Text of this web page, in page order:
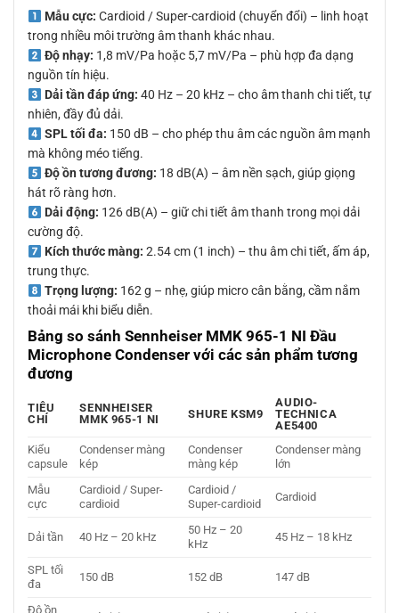
Mẫu cực: Cardioid / Super-cardioid (chuyển đổi) – linh hoạt
trong nhiều môi trường âm thanh khác nhau.
Độ nhạy: 1,8 mV/Pa hoặc 5,7 mV/Pa – phù hợp đa dạng
nguồn tín hiệu.
Dải tần đáp ứng: 40 Hz – 20 kHz – cho âm thanh chi tiết, tự
nhiên, đầy đủ dải.
SPL tối đa: 150 dB – cho phép thu âm các nguồn âm mạnh
mà không méo tiếng.
Độ ồn tương đương: 18 dB(A) – âm nền sạch, giúp giọng
hát rõ ràng hơn.
Dải động: 126 dB(A) – giữ chi tiết âm thanh trong mọi dải
cường độ.
Kích thước màng: 2.54 cm (1 inch) – thu âm chi tiết, ấm áp,
trung thực.
Trọng lượng: 162 g – nhẹ, giúp micro cân bằng, cầm nắm
thoải mái khi biểu diễn.
Bảng so sánh Sennheiser MMK 965-1 NI Đầu
Microphone Condenser với các sản phẩm tương
đương
TIÊU
CHÍ
SENNHEISER
MMK 965-1 NI
SHURE KSM9
AUDIO-
TECHNICA
AE5400
Kiểu
capsule
Condenser màng
kép
Condenser
màng kép
Condenser màng
lớn
Mẫu
cực
Cardioid / Super-
cardioid
Cardioid /
Super-cardioid
Cardioid
Dải tần 40 Hz – 20 kHz
50 Hz – 20
kHz
45 Hz – 18 kHz
SPL tối
đa
150 dB 152 dB 147 dB
Độ ồn